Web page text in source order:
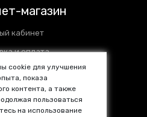
/ шт
Предзаказ
нож 3M Design line
магазин
кабинет
и оплата
центры
%
cookie для улучшения
показа
контента, а также
пользоваться
на использование